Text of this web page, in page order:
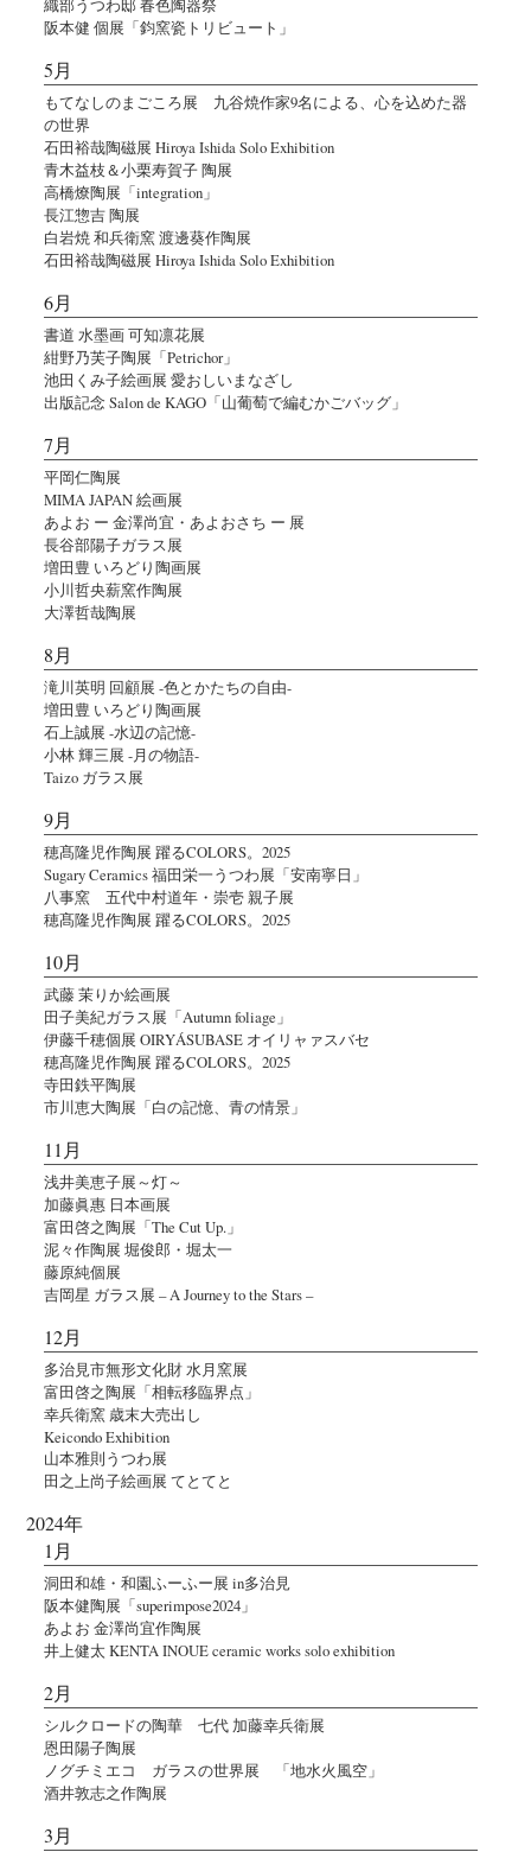
織部うつわ邸 春色陶器祭
阪本健 個展「鈞窯瓷トリビュート」
5月
もてなしのまごころ展 九谷焼作家9名による、心を込めた器
の世界
石田裕哉陶磁展 Hiroya Ishida Solo Exhibition
青木益枝＆小栗寿賀子 陶展
高橋燎陶展「integration」
長江惣吉 陶展
白岩焼 和兵衛窯 渡邊葵作陶展
石田裕哉陶磁展 Hiroya Ishida Solo Exhibition
6月
書道 水墨画 可知凛花展
紺野乃芙子陶展「Petrichor」
池田くみ子絵画展 愛おしいまなざし
出版記念 Salon de KAGO「山葡萄で編むかごバッグ」
7月
平岡仁陶展
MIMA JAPAN 絵画展
あよお ー 金澤尚宜・あよおさち ー 展
長谷部陽子ガラス展
増田豊 いろどり陶画展
小川哲央薪窯作陶展
大澤哲哉陶展
8月
滝川英明 回顧展 -色とかたちの自由-
増田豊 いろどり陶画展
石上誠展 -水辺の記憶-
小林 輝三展 -月の物語-
Taizo ガラス展
9月
穂髙隆児作陶展 躍るCOLORS。2025
Sugary Ceramics 福田栄一うつわ展「安南寧日」
八事窯 五代中村道年・崇壱 親子展
穂髙隆児作陶展 躍るCOLORS。2025
10月
武藤 茉りか絵画展
田子美紀ガラス展「Autumn foliage」
伊藤千穂個展 OIRYÁSUBASE オイリャァスバセ
穂髙隆児作陶展 躍るCOLORS。2025
寺田鉄平陶展
市川恵大陶展「白の記憶、青の情景」
11月
浅井美恵子展～灯～
加藤眞惠 日本画展
富田啓之陶展「The Cut Up.」
泥々作陶展 堀俊郎・堀太一
藤原純個展
吉岡星 ガラス展 – A Journey to the Stars –
12月
多治見市無形文化財 水月窯展
富田啓之陶展「相転移臨界点」
幸兵衛窯 歳末大売出し
Keicondo Exhibition
山本雅則うつわ展
田之上尚子絵画展 てとてと
2024年
1月
洞田和雄・和園ふーふー展 in多治見
阪本健陶展「superimpose2024」
あよお 金澤尚宜作陶展
井上健太 KENTA INOUE ceramic works solo exhibition
2月
シルクロードの陶華 七代 加藤幸兵衛展
恩田陽子陶展
ノグチミエコ ガラスの世界展 「地水火風空」
酒井敦志之作陶展
3月